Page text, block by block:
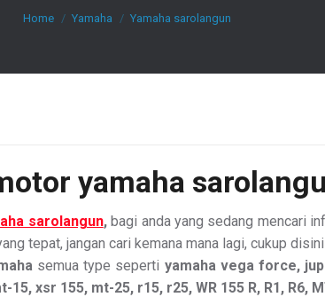
You are here:
Home Yamaha Yamaha sarolangun
yamaha
sarolangun,bagi anda yang sedang mencari
tepat, jangan cari kemana mana lagi, cukup
semua type seperti yamaha vega force,
xsr 155, mt-25, r15, r25, WR 155 R, R1, R6,